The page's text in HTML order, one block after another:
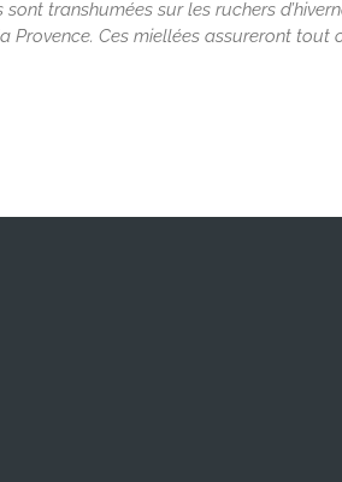
transhumées sur les ruchers
Ces miellées assureront tout